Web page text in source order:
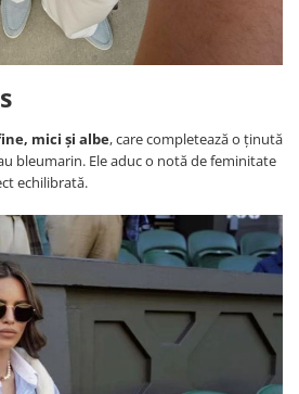
mici și albe, care completează o ținută
bleumarin. Ele aduc o notă de feminitate
echilibrată.